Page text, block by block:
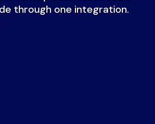
through one integration.